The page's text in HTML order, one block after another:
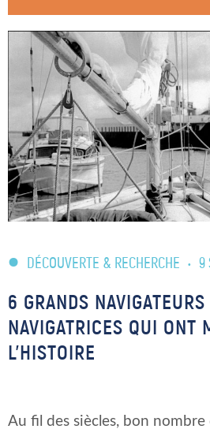
DÉCOUVERTE & RECHERCHE • 9
6 GRANDS
NAVIGATRICES QUI ONT
L’HISTOIRE
Au fil des siècles, bon nombre